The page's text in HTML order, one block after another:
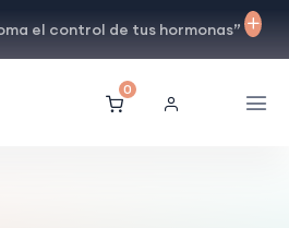
el control de tus hormonas”
0